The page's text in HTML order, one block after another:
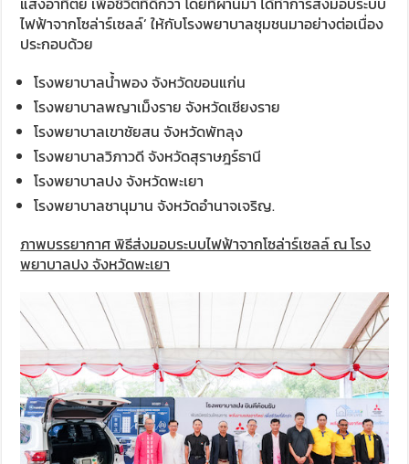
ไฟฟ้าจากโซล่าร์เซลล์’ ให้กับโรงพยาบาลชุมชนมาอย่างต่อเนื่อง
ประกอบด้วย
โรงพยาบาลน้ำพอง จังหวัดขอนแก่น
โรงพยาบาลพญาเม็งราย จังหวัดเชียงราย
โรงพยาบาลเขาชัยสน จังหวัดพัทลุง
โรงพยาบาลวิภาวดี จังหวัดสุราษฎร์ธานี
โรงพยาบาลปง จังหวัดพะเยา
โรงพยาบาลชานุมาน จังหวัดอำนาจเจริญ.
ภาพบรรยากาศ พิธีส่งมอบระบบไฟฟ้าจากโซล่าร์เซลล์ ณ โรง
พยาบาลปง จังหวัดพะเยา